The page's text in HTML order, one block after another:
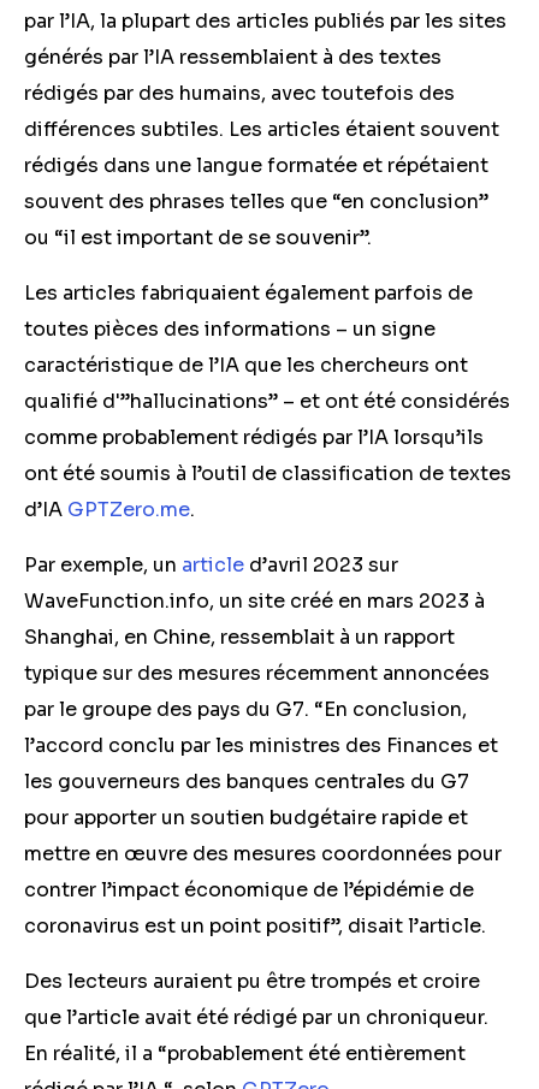
par l’IA, la plupart des articles publiés par les sites
générés par l’IA ressemblaient à des textes
rédigés par des humains, avec toutefois des
différences subtiles. Les articles étaient souvent
rédigés dans une langue formatée et répétaient
souvent des phrases telles que “en conclusion”
ou “il est important de se souvenir”.
Les articles fabriquaient également parfois de
toutes pièces des informations – un signe
caractéristique de l’IA que les chercheurs ont
qualifié d'”hallucinations” – et ont été considérés
comme probablement rédigés par l’IA lorsqu’ils
ont été soumis à l’outil de classification de textes
d’IA GPTZero.me.
Par exemple, un article d’avril 2023 sur
WaveFunction.info, un site créé en mars 2023 à
Shanghai, en Chine, ressemblait à un rapport
typique sur des mesures récemment annoncées
par le groupe des pays du G7. “En conclusion,
l’accord conclu par les ministres des Finances et
les gouverneurs des banques centrales du G7
pour apporter un soutien budgétaire rapide et
mettre en œuvre des mesures coordonnées pour
contrer l’impact économique de l’épidémie de
coronavirus est un point positif”, disait l’article.
Des lecteurs auraient pu être trompés et croire
que l’article avait été rédigé par un chroniqueur.
En réalité, il a “probablement été entièrement